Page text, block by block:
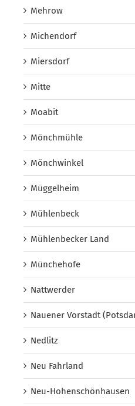
Mehrow
Michendorf
Miersdorf
Mitte
Moabit
Mönchmühle
Mönchwinkel
Müggelheim
Mühlenbeck
Mühlenbecker Land
Münchehofe
Nattwerder
Nauener Vorstadt
Nedlitz
Neu Fahrland
Neu-Hohenschönhausen